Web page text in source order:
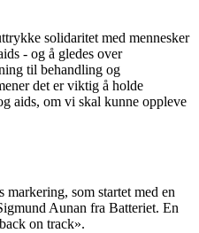
solidaritet med mennesker
- og å gledes over
til behandling og
det er viktig å holde
aids, om vi skal kunne oppleve
som startet med en
Aunan fra Batteriet. En
on track».